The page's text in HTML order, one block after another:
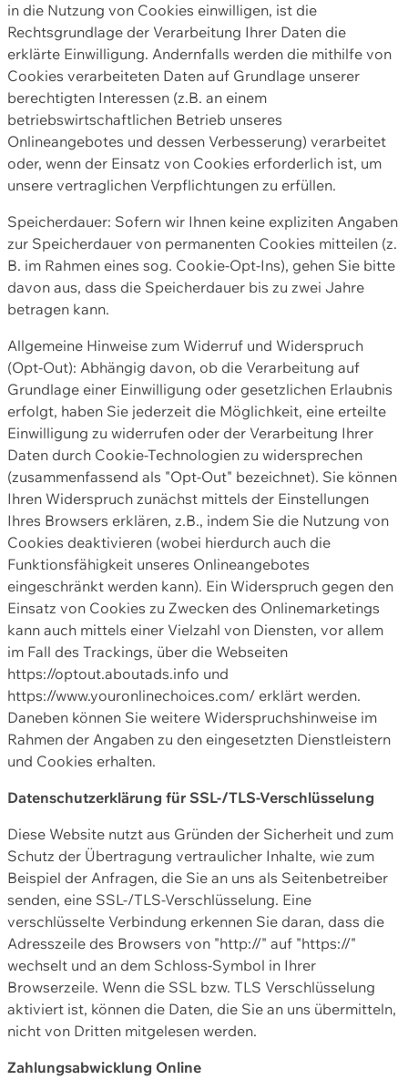
in die Nutzung von Cookies einwilligen, ist die
Rechtsgrundlage der Verarbeitung Ihrer Daten die
erklärte Einwilligung. Andernfalls werden die mithilfe von
Cookies verarbeiteten Daten auf Grundlage unserer
berechtigten Interessen (z.B. an einem
betriebswirtschaftlichen Betrieb unseres
Onlineangebotes und dessen Verbesserung) verarbeitet
oder, wenn der Einsatz von Cookies erforderlich ist, um
unsere vertraglichen Verpflichtungen zu erfüllen.
Speicherdauer: Sofern wir Ihnen keine expliziten Angaben
zur Speicherdauer von permanenten Cookies mitteilen (z.
B. im Rahmen eines sog. Cookie-Opt-Ins), gehen Sie bitte
davon aus, dass die Speicherdauer bis zu zwei Jahre
betragen kann.
Allgemeine Hinweise zum Widerruf und Widerspruch
(Opt-Out): Abhängig davon, ob die Verarbeitung auf
Grundlage einer Einwilligung oder gesetzlichen Erlaubnis
erfolgt, haben Sie jederzeit die Möglichkeit, eine erteilte
Einwilligung zu widerrufen oder der Verarbeitung Ihrer
Daten durch Cookie-Technologien zu widersprechen
(zusammenfassend als "Opt-Out" bezeichnet). Sie können
Ihren Widerspruch zunächst mittels der Einstellungen
Ihres Browsers erklären, z.B., indem Sie die Nutzung von
Cookies deaktivieren (wobei hierdurch auch die
Funktionsfähigkeit unseres Onlineangebotes
eingeschränkt werden kann). Ein Widerspruch gegen den
Einsatz von Cookies zu Zwecken des Onlinemarketings
kann auch mittels einer Vielzahl von Diensten, vor allem
im Fall des Trackings, über die Webseiten
https://optout.aboutads.info und
https://www.youronlinechoices.com/ erklärt werden.
Daneben können Sie weitere Widerspruchshinweise im
Rahmen der Angaben zu den eingesetzten Dienstleistern
und Cookies erhalten.
Datenschutzerklärung für SSL-/TLS-Verschlüsselung
Diese Website nutzt aus Gründen der Sicherheit und zum
Schutz der Übertragung vertraulicher Inhalte, wie zum
Beispiel der Anfragen, die Sie an uns als Seitenbetreiber
senden, eine SSL-/TLS-Verschlüsselung. Eine
verschlüsselte Verbindung erkennen Sie daran, dass die
Adresszeile des Browsers von "http://" auf "https://"
wechselt und an dem Schloss-Symbol in Ihrer
Browserzeile. Wenn die SSL bzw. TLS Verschlüsselung
aktiviert ist, können die Daten, die Sie an uns übermitteln,
nicht von Dritten mitgelesen werden.
Zahlungsabwicklung Online